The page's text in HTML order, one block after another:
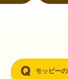
（30
ーを知りました。
るならと無料登
モッピー